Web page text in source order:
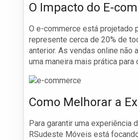
O Impacto do E-
O e-commerce está projetado
represente cerca de 20% de
anterior. As vendas online não
uma maneira mais prática
Como Melhorar a
Para garantir uma experiência
RSudeste Móveis está